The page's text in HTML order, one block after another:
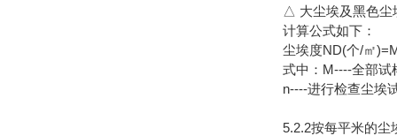
△ 大尘埃及黑色尘
计算公式如下：
尘埃度ND(个/㎡
式中：M----全部试
n----进行检查尘埃
5.2.2按每平米的尘